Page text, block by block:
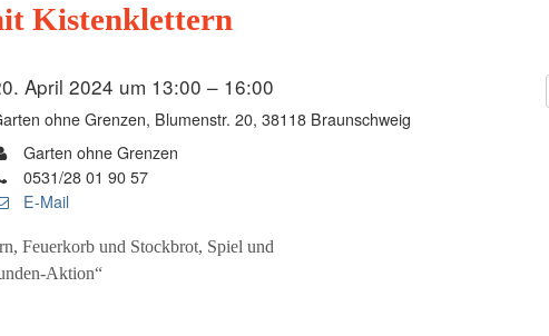
Kistenklettern
April 2024 um 13:00 – 16:00
ohne Grenzen, Blumenstr. 20, 38118 Braunschweig
Garten ohne Grenzen
0531/28 01 90 57
E-Mail
Feuerkorb und Stockbrot, Spiel und
Aktion“